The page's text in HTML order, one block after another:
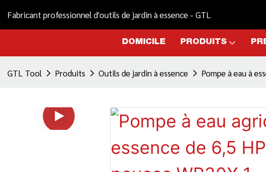
Fabricant professionnel d'outils de jardin à essence - GTL
DOMICILE PRODUITS
GTL Tool Produits Outils de jardin à essence Pompe à eau à